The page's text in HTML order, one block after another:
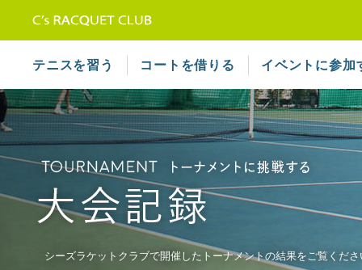
テニスを習う コートを借りる イベントに参加
シーズラケットクラブで開催したトーナメントの結果をご覧くださ